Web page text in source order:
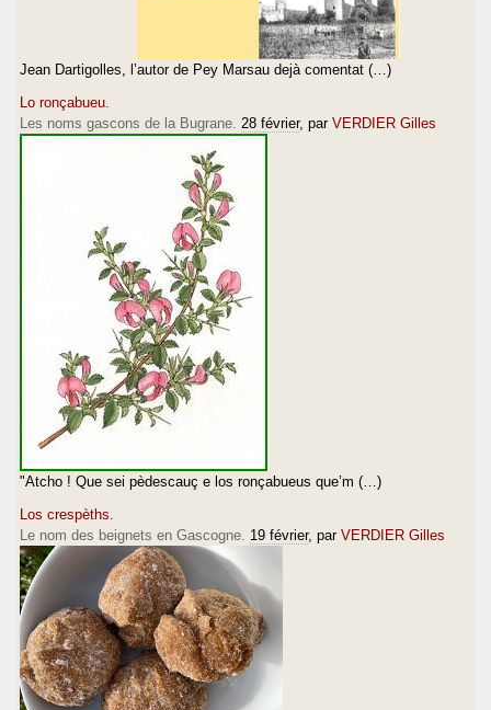
Jean Dartigolles, l’autor de Pey Marsau dejà comentat (…)
Lo ronçabueu.
Les noms gascons de la Bugrane. 28 février, par VERDIER Gilles
"Atcho ! Que sei pèdescauç e los ronçabueus que’m (…)
Los crespèths.
Le nom des beignets en Gascogne. 19 février, par VERDIER Gilles